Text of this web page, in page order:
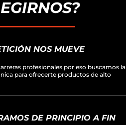
NOS MUEVE
profesionales por eso buscamos la
para ofrecerte productos de alto
DE PRINCIPIO A FIN